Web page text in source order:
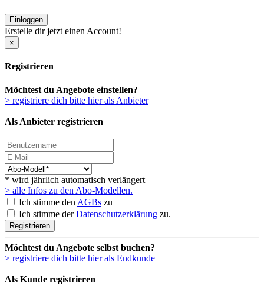
Einloggen
Erstelle dir jetzt einen Account!
×
Registrieren
Möchtest du Angebote einstellen?
> registriere dich bitte hier als Anbieter
Als Anbieter registrieren
* wird jährlich automatisch verlängert
> alle Infos zu den Abo-Modellen.
Ich stimme den AGBs zu
Ich stimme derDatenschutzerklärung zu.
Registrieren
Möchtest du Angebote selbst buchen?
> registriere dich bitte hier als Endkunde
Als Kunde registrieren